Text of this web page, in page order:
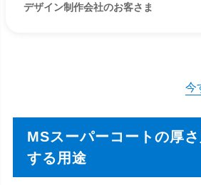
デザイン制作会社のお客さま
今
MSスーパーコートの厚
する用途